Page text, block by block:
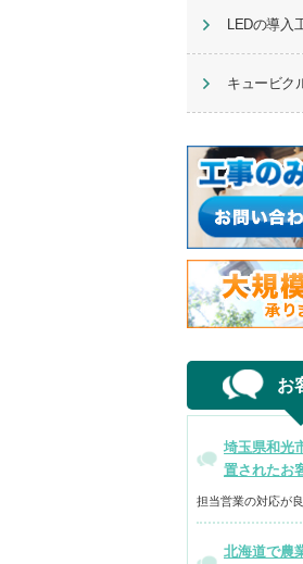
LEDの導入
キュービク
お
埼玉県和光
置されたお
担当営業の対応が
北海道で農